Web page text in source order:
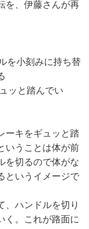
を、伊藤さんが再
を小刻みに持ち替
ッと踏んでい
ーキをギュッと踏
いうことは体が前
を切るので体がな
というイメージで
、ハンドルを切り
く。これが路面に